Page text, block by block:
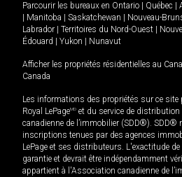
Parcourir les bureaux en Ontario Québec
Manitoba Saskatchewan Nouveau-
Labrador
Territoires du Nord-Ouest
Édouard
Yukon Nunavut
Afficher les propriétés résidentielles au
Canada
Les informations des propriétés sur ce
Royal LePageMD et du service de
canadienne de l’immobilier (SDD®). SDD®
inscriptions tenues par des agences
LePage et ses distributeurs. L'exactitude
garantie et devrait être indépendamment
appartient à l'Association canadienne de